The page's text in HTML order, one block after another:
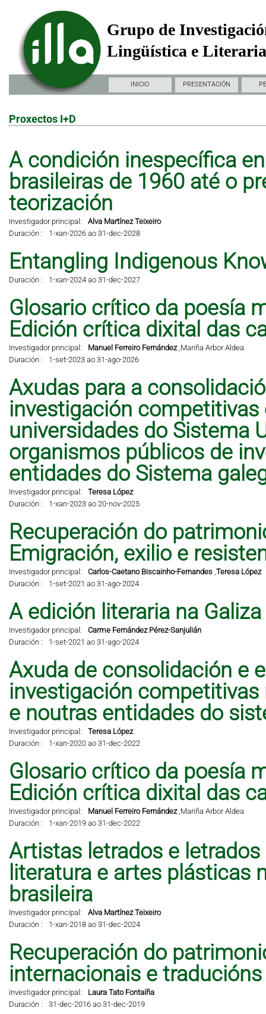
Grupo de
Lingüística e
INICIO PRESENTACIÓN
Proxectos I+D
A condición inespecífica
brasileiras de 1960 até o
teorización
Investigador principal:
Alva Martínez Teixeiro
Duración :
1-xan-2026 ao 31-dec-2028
Entangling Indigenous
Duración : 1-xan-2024 ao 31-dec-2027
Glosario crítico da poesía
Edición crítica dixital das
Investigador principal: Manuel Ferreiro Fernández,Mariña Arbor Aldea
Duración :
1-set-2023 ao 31-ago-2026
Axudas para a
investigación
universidades do Sistema
organismos públicos de
entidades do Sistema
Investigador principal:
Teresa López
Duración :
1-xan-2023 ao 20-nov-2025
Recuperación do
Emigración, exilio e
Investigador principal: Carlos-Caetano Biscainho-Fernandes,Teresa López
Duración :
1-set-2021 ao 31-ago-2024
A edición literaria na
Investigador principal:
Carme Fernández Pérez-Sanjulián
Duración :
1-set-2021 ao 31-ago-2024
Axuda de consolidación e
investigación competitivas
e noutras entidades do
Investigador principal:
Teresa López
Duración :
1-xan-2020 ao 31-dec-2022
Glosario crítico da poesía
Edición crítica dixital das
Investigador principal: Manuel Ferreiro Fernández,Mariña Arbor Aldea
Duración :
1-xan-2019 ao 31-dec-2022
Artistas letrados e
literatura e artes plásticas
brasileira
Investigador principal:
Alva Martínez Teixeiro
Duración :
1-xan-2018 ao 31-dec-2024
Recuperación do
internacionais e traducións
Investigador principal:
Laura Tato Fontaíña
Duración :
31-dec-2016 ao 31-dec-2019